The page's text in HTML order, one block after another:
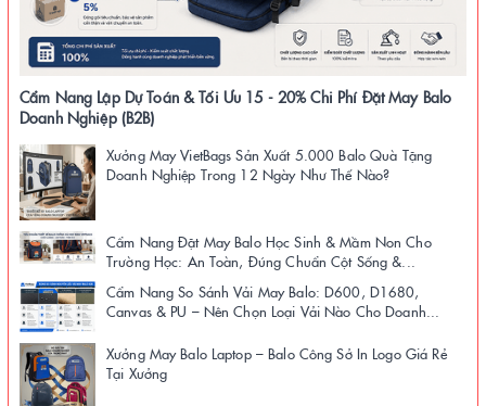
Cẩm Nang Lập Dự Toán & Tối Ưu 15 - 20% Chi Phí Đặt May Balo
Doanh Nghiệp (B2B)
Xưởng May VietBags Sản Xuất 5.000 Balo Quà Tặng
Doanh Nghiệp Trong 12 Ngày Như Thế Nào?
Cẩm Nang Đặt May Balo Học Sinh & Mầm Non Cho
Trường Học: An Toàn, Đúng Chuẩn Cột Sống &...
Cẩm Nang So Sánh Vải May Balo: D600, D1680,
Canvas & PU – Nên Chọn Loại Vải Nào Cho Doanh...
Xưởng May Balo Laptop – Balo Công Sở In Logo Giá Rẻ
Tại Xưởng